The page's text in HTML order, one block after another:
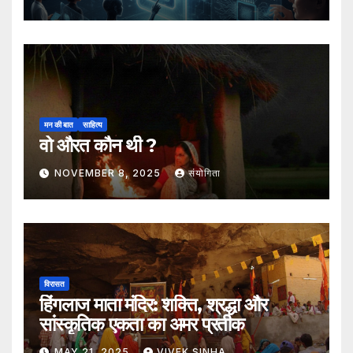
मन की बात साहित्य
वो औरत कौन थी ?
NOVEMBER 8, 2025 संयोगिता
विरासत
हिंगलाज माता मंदिर: शक्ति, श्रद्धा और
सांस्कृतिक एकता का अमर प्रतीक